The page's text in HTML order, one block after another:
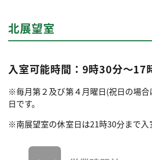
北展望室
入室可能時間：9時30分～17
※毎月第２及び第４月曜日(祝日の場
日です。
※南展望室の休室日は21時30分まで入